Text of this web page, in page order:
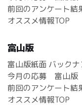
前回のアンケート結
オススメ情報TOP
富山版
富山版紙面 バック
今月の応募 富山版
前回のアンケート結
オススメ情報TOP